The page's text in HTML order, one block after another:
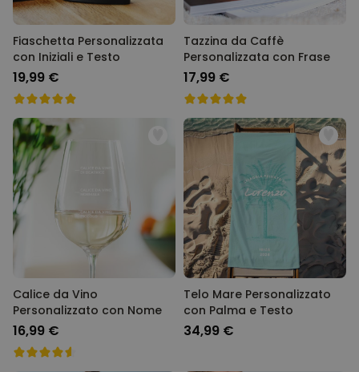
Fiaschetta Personalizzata
con Iniziali e Testo
19,99 €
Tazzina da Caffè
Personalizzata con Frase
17,99 €
Calice da Vino
Personalizzato con Nome
16,99 €
Telo Mare Personalizzato
con Palma e Testo
34,99 €